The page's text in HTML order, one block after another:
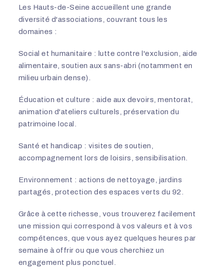
Les Hauts-de-Seine accueillent une grande
diversité d'associations, couvrant tous les
domaines :
Social et humanitaire : lutte contre l'exclusion, aide
alimentaire, soutien aux sans-abri (notamment en
milieu urbain dense).
Éducation et culture : aide aux devoirs, mentorat,
animation d'ateliers culturels, préservation du
patrimoine local.
Santé et handicap : visites de soutien,
accompagnement lors de loisirs, sensibilisation.
Environnement : actions de nettoyage, jardins
partagés, protection des espaces verts du 92.
Grâce à cette richesse, vous trouverez facilement
une mission qui correspond à vos valeurs et à vos
compétences, que vous ayez quelques heures par
semaine à offrir ou que vous cherchiez un
engagement plus ponctuel.